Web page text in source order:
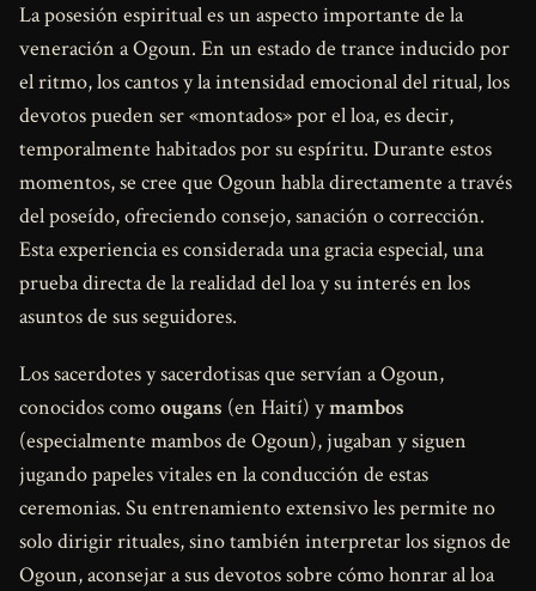
La posesión espiritual es un aspecto importante de la
veneración a Ogoun. En un estado de trance inducido por
el ritmo, los cantos y la intensidad emocional del ritual, los
devotos pueden ser «montados» por el loa, es decir,
temporalmente habitados por su espíritu. Durante estos
momentos, se cree que Ogoun habla directamente a través
del poseído, ofreciendo consejo, sanación o corrección.
Esta experiencia es considerada una gracia especial, una
prueba directa de la realidad del loa y su interés en los
asuntos de sus seguidores.
Los sacerdotes y sacerdotisas que servían a Ogoun,
conocidos comoougans (en Haití) ymambos
(especialmente mambos de Ogoun), jugaban y siguen
jugando papeles vitales en la conducción de estas
ceremonias. Su entrenamiento extensivo les permite no
solo dirigir rituales, sino también interpretar los signos de
Ogoun, aconsejar a sus devotos sobre cómo honrar al loa